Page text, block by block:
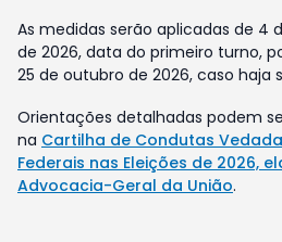
As medidas serão aplicadas de 4
de 2026, data do primeiro turno,
25 de outubro de 2026, caso haja
Orientações detalhadas podem
na Cartilha de Condutas
Federais nas Eleições de 2026,
Advocacia-Geral da União.